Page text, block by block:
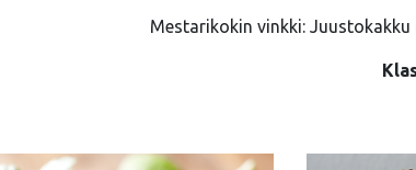
Mestarikokin vinkki: